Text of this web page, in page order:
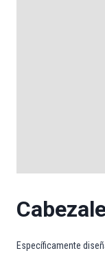
Específicamente